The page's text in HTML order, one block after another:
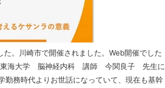
。川崎市で開催されました。Web開催でした
東海大学 脳神経内科 講師 今関良子 先生に
勤務時代よりお世話になっていて、現在も基幹